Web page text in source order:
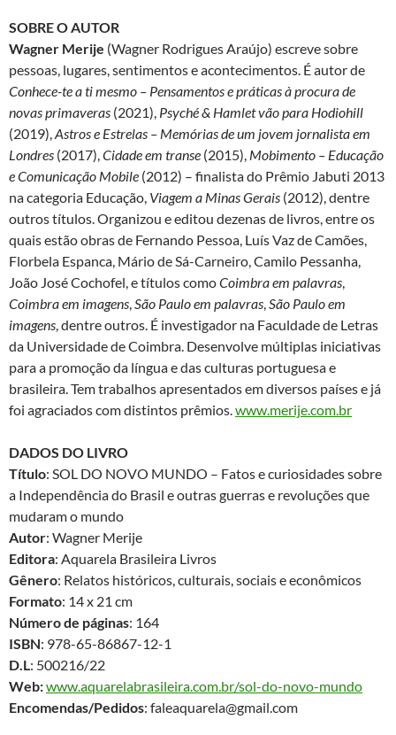
SOBRE O AUTOR
Wagner Merije (Wagner Rodrigues Araújo) escreve sobre
pessoas, lugares, sentimentos e acontecimentos. É autor de
Conhece-te a ti mesmo – Pensamentos e práticas à procura de
novas primaveras (2021), Psyché & Hamlet vão para Hodiohill
(2019),Astros e Estrelas – Memórias de um jovem jornalista em
Londres (2017),Cidade em transe (2015), Mobimento – Educação
e Comunicação Mobile (2012) – finalista do Prêmio Jabuti 2013
na categoria Educação, Viagem a Minas Gerais (2012), dentre
outros títulos. Organizou e editou dezenas de livros, entre os
quais estão obras de Fernando Pessoa, Luís Vaz de Camões,
Florbela Espanca, Mário de Sá-Carneiro, Camilo Pessanha,
João José Cochofel, e títulos comoCoimbra em palavras,
Coimbra em imagens,São Paulo em palavras,São Paulo em
imagens, dentre outros. É investigador na Faculdade de Letras
da Universidade de Coimbra. Desenvolve múltiplas iniciativas
para a promoção da língua e das culturas portuguesa e
brasileira. Tem trabalhos apresentados em diversos países e já
foi agraciados com distintos prêmios.www.merije.com.br
DADOS DO LIVRO
Título: SOL DO NOVO MUNDO – Fatos e curiosidades sobre
a Independência do Brasil e outras guerras e revoluções que
mudaram o mundo
Autor: Wagner Merije
Editora: Aquarela Brasileira Livros
Gênero: Relatos históricos, culturais, sociais e econômicos
Formato: 14 x 21 cm
Número de páginas: 164
ISBN: 978-65-86867-12-1
D.L: 500216/22
Web:www.aquarelabrasileira.com.br/sol-do-novo-mundo
Encomendas/Pedidos: faleaquarela@gmail.com